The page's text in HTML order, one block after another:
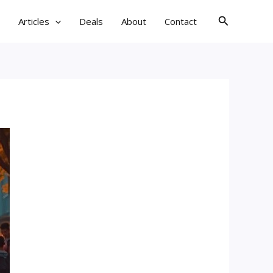
Articles Deals About Contact
검